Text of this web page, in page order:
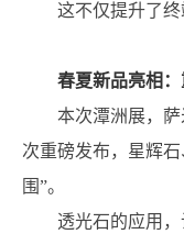
这不仅提升了
春夏新品亮相
本次潭洲展，
次重磅发布，星辉
围”。
透光石的应用